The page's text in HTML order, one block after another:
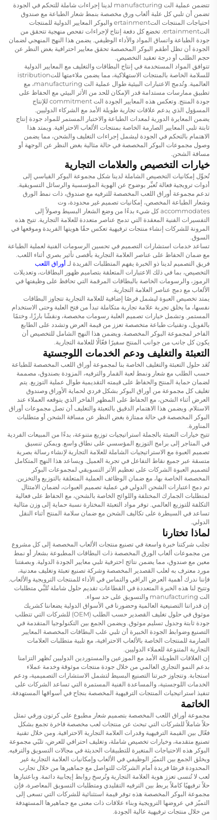
تتضمن عملية الت manufacturing لدينا إجراءات شاملة للتحكم في الجودة
تضمن أن تلبي كل علبة ألعاب ورق مخصصة بنمط شعار الطباعة مع صندوق
احتياجات المنتجات التertainment والبوكر المعايير الدولية للمنتجات
التertainment. تخضع كل دفعة إنتاج لإجراءات تفحص منهجية تتحقق من
جودة الطباعة واتساق المواد والأداء الوظيفي. يضمن هذا النهج المنهجي لضمان
الجودة أن تظل أطقم البوكر المخصصة تحقق معايير احترافية بغض النظر عن
حجم الطلب أو درجة تعقيد التخصيص.
تتوافق المواد المستخدمة في إنتاج البطاقات والتغليف مع المعايير الدولية
للسلامة الخاصة بالمنتجات الاستهلاكية، مما يضمن ملاءمتها للتistribution
العالمية. وتُدمج الاعتبارات البيئية طوال عملية الت manufacturing، مع
تطبيق ممارسات مستدامة قدر الإمكان للحد من الأثر البيئي مع الحفاظ على
جودة المنتج. وتعكس هذه المعايير الجودة الت commitment للإنتاج
المسؤول الذي يدعم علاقات تجارية طويلة الأمد مع الشركاء الدوليين.
يضمن المعايرة الدورية لمعدات الطباعة والاختبار المستمر للمواد جودة إنتاج
ثابتة تلبي المعايير الصارمة الخاصة بمنتجات الألعاب الاحترافية. ويمتد هذا
الاهتمام بالتحكم في الجودة ليشمل إجراءات التغليف والشحن، مما يضمن
وصول مجموعات البوكر المخصصة في حالة مثالية بغض النظر عن الوجهة أو
مسافة الشحن.
خيارات التخصيص والعلامات التجارية
تُحوِّل إمكانيات التخصيص الشاملة لدينا شكل مجموعة البوكر القياسي إلى
أدوات ترويجية فعالة تُعبِّر بوضوح عن الهوية المؤسسية والرسائل التسويقية.
تدعم مجموعة أوراق اللعب المخصصة للترفيه مع صندوق، ذات نمط الورق
وشعار الطباعة المخصص، إمكانيات تصميم غير محدودة، وت
accommodates كل شيء بدءًا من وضع الشعار البسيط وصولاً إلى
التفسيرات الفنية المعقدة التي تدمج عناصر متعددة للعلامة التجارية. تتيح هذه
المرونة للشركات إنشاء منتجات ترفيهية تعكس حقًا هويتها الفريدة وموقعها في
السوق.
تساعد خدمات استشارات التصميم في تحسين الرسومات الفنية لعملية الطباعة
مع ضمان الحفاظ على عناصر العلامة التجارية بأقصى تأثير بصري أثناء اللعب.
فريق التصميم لدينا ذو الخبرة يفهم المتطلبات الفريدة لـ أوراق اللعب
التخصيص، بما في ذلك الاعتبارات المتعلقة بتصاميم ظهور البطاقات، وتعديلات
الرموز، والرسومات الخاصة بالبطاقات المرقمة التي تحافظ على وظيفتها في
الألعاب مع دمج عناصر العلامة التجارية.
يمتد تخصيص العبوة ليشمل فرصًا إضافية للعلامة التجارية تتجاوز البطاقات
نفسها، ما يخلق تجربة علامة تجارية متكاملة تبدأ من فتح العلبة وحتى الاستخدام
المستمر. وتشمل خيارات تصميم العلبة رسومات مخصصة، ونقشًا بارزًا، وختمًا
بالفويل، وتقنيات طباعة متخصصة تعزز من قيمة العرض وتشدد على الطابع
الفاخر لمجموعة البوكر المخصصة. ويضمن هذا النهج الشامل للتخصيص أن
يكون كل جانب من جوانب المنتج سفيرًا فعّالًا للعلامة التجارية.
التعبئة والتغليف ودعم الخدمات اللوجستية
تُعَد حلول التعبئة والتغليف الخاصة بنا لمجموعة أوراق اللعب المخصصة للطباعة
حسب الطلب مع شعار ونمط لعبة القمار والترفيه، المزودة بصندوق، مصممة
لضمان حماية المنتج والحفاظ على قيمته التقديمية طوال عملية التوزيع. يتم
تغليف كل مجموعة من أوراق البوكر بشكل فردي لحماية الأوراق وصندوق
العرض أثناء الشحن، مع الحفاظ على المظهر الفاخر الذي يتوقعه العملاء عند
الاستلام. ويضمن هذا الاهتمام الدقيق بالتعبئة والتغليف أن تصل مجموعات أوراق
البوكر المخصصة في حالة ممتازة بغض النظر عن مسافة الشحن أو متطلبات
المناورة.
تتيح خيارات التعبئة بالجملة استراتيجيات توزيع متنوعة، بدءًا من المبيعات الفردية
في المتاجر إلى برامج التوزيع المؤسسي على نطاق واسع. ويمكن تنسيق
تصميم العبوة مع الاستراتيجيات الشاملة للعلامة التجارية لإنشاء رسالة بصرية
متسقة عبر جميع نقاط التفاعل في تجربة العميل. ويساعد هذا النهج المتكامل
لتصميم العبوة الشركات على تعظيم الأثر التسويقي لمجموعات البوكر
المخصصة الخاصة بها، مع ضمان الوظائف العملية المتعلقة بالتوزيع والتخزين.
تم دمج اعتبارات الشحن الدولي في عملية تصميم العبوات، لضمان الامتثال
لمتطلبات الجمارك المختلفة واللوائح الخاصة بالشحن، مع الحفاظ على فعالية
التكلفة للتوزيع العالمي. توفر مواد التعبئة المختارة نسبة حماية إلى وزن مثالية
تساعد في السيطرة على تكاليف الشحن مع ضمان سلامة المنتج أثناء النقل
الدولي.
لماذا تختارنا
تجلب شركتنا خبرة واسعة في تصنيع منتجات الألعاب المخصصة إلى كل مشروع
من مجموعات ألعاب الورق المخصصة ذات البطاقات المطبوعة بشعار أو نمط
معين مع صندوق، مما يضمن نتائج احترفية تلبي معايير الجودة الدولية. وبصفتنا
مورد معترف به لعلب القصدير المخصصة وشركة تصنيع تعبئة وتغليف معدنية،
فإننا ندرك أهمية العرض الراقي والتماس في الأداء للمنتجات الترويجية والألعاب.
وتتيح لنا هذه الخبرة المتعددة في القطاعات تقديم حلول شاملة تُلبِّي متطلبات
الت manufacturing والتسويق على حد سواء.
إن قدراتنا التصنيعية العالمية وحضورنا في الأسواق الدولية يضعاننا كشريك
موثوق في حلول تغليف القصدير حسب الطلب (OEM) للشركات التي تتطلب
جودة ثابتة وجدول تسليم موثوق. ويضمن الجمع بين التكنولوجيا المتقدمة في
التصنيع وضوابط الجودة الخبيرة أن تلبي علب البطاقات المخصصة المعايير
الصارمة للمنتجات الخاصة بالألعاب الاحترافية، مع تلبية متطلبات العلامات
التجارية المتنوعة للعملاء الدوليين.
إن العلاقات الطويلة الأمد مع الموزعين والمستوردين الدوليين تُظهر التزامنا
بدعم النمو التجاري العالمي من خلال جودة منتجات موثوقة وخدمة عملاء
استجابة. وتتجاوز خبرتنا التصنيع البسيط لتشمل الاستشارات التصميمية، ودعم
الخدمات اللوجستية، والمساعدة الفنية المستمرة التي تساعد الشركات على
تنفيذ استراتيجيات المنتجات الترفيهية المخصصة بنجاح في أسواقها المستهدفة.
الخاتمة
مجموعة أوراق اللعب المخصصة بتصميم شعار مطبوع على كرتون ورقي تمثل
حلاً شاملاً للشركات التي تبحث عن منتجات لعب مخصصة فاخرة تجمع بشكل
فعّال بين القيمة الترفيهية وقدرات العلامة التجارية الاحترافية. ومن خلال تقنية
تصنيع متقدمة، وخيارات تخصيص شاملة، وتغليف احترافي للعرض، تلبّي مجموعة
البوكر هذه الاحتياجات المتغيرة للتطبيقات الحديثة في مجالات التسويق والترفيه.
ويخلق الجمع بين التميّز الوظيفي في الألعاب وإمكانيات العلامة التجارية غير
المحدودة فرصًا فريدة أمام الشركات للتواصل مع جماهيرها من خلال تجارب
لعب لا تُنسى تعزز هوية العلامة التجارية وتُرسخ روابط إيجابية دائمة. وباعتبارها
حلاً ترفيهيًا كاملاً يربط بين الترفيه التقليدي ومتطلبات التسويق المعاصرة، فإن
مجموعة البوكر المخصصة هذه توفر قيمة استثنائية للشركات التي تسعى إلى
التميّز في عروضها الترويجية وبناء علاقات ذات معنى مع جماهيرها المستهدفة
من خلال منتجات ترفيهية عالية الجودة.